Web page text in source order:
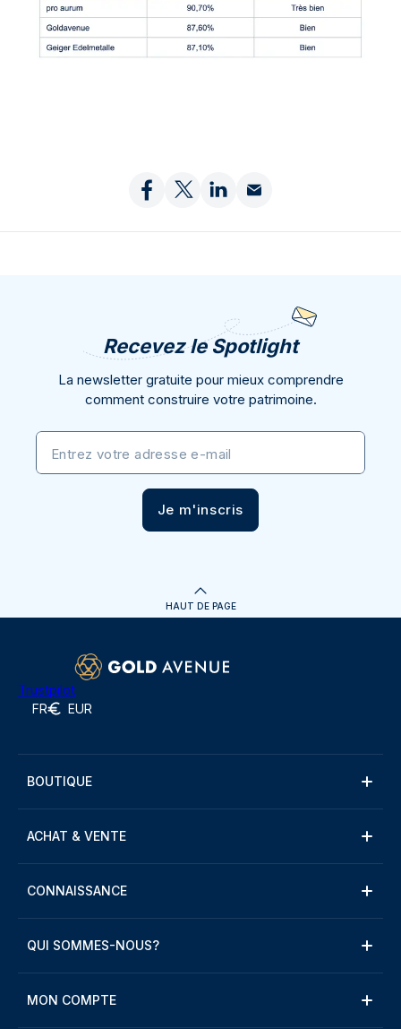
Recevez le Spotlight
La newsletter gratuite pour mieux comprendre
comment construire votre patrimoine.
Entrez votre adresse e-mail
Je m'inscris
HAUT DE PAGE
Trustpilot
FR EUR
BOUTIQUE
ACHAT & VENTE
CONNAISSANCE
QUI SOMMES-NOUS?
MON COMPTE